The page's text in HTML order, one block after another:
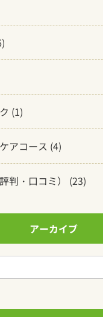
(1)
アコース (4)
判・口コミ） (23)
アーカイブ